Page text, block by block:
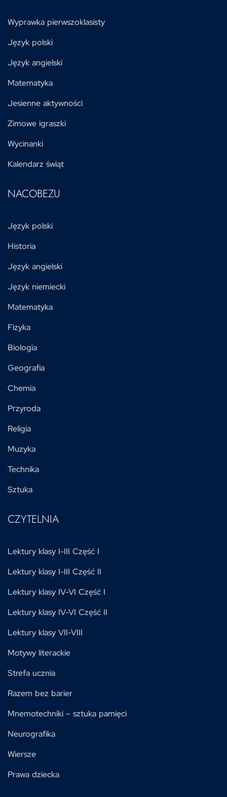
Wyprawka pierwszoklasisty
Język polski
Język angielski
Matematyka
Jesienne aktywności
Zimowe igraszki
Wycinanki
Kalendarz świąt
NACOBEZU
Język polski
Historia
Język angielski
Język niemiecki
Matematyka
Fizyka
Biologia
Geografia
Chemia
Przyroda
Religia
Muzyka
Technika
Sztuka
CZYTELNIA
Lektury klasy I-III Część I
Lektury klasy I-III Część II
Lektury klasy IV-VI Część I
Lektury klasy IV-VI Część II
Lektury klasy VII-VIII
Motywy literackie
Strefa ucznia
Razem bez barier
Mnemotechniki – sztuka pamięci
Neurografika
Wiersze
Prawa dziecka